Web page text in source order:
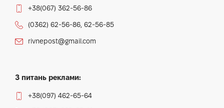
+38(067) 362-56-86
(0362) 62-56-86, 62-56-85
rivnepost@gmail.com
З питань реклами:
+38(097) 462-65-64